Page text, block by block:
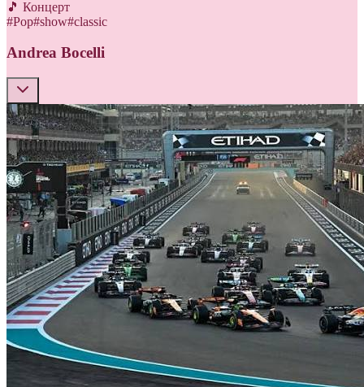
🎵 Концерт
#Pop#show#classic
Andrea Bocelli